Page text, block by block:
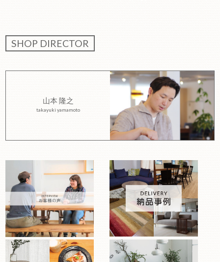
SHOP DIRECTOR
山本 隆之
takayuki yamamoto